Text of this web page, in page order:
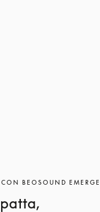
BEOSOUND EMERGE